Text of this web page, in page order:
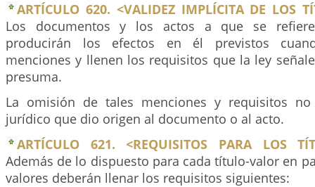
ARTÍCULO 620. <VALIDEZ IMPLÍCITA DE LOS
Los documentos y los actos a que se
producirán los efectos en él previstos
menciones y llenen los requisitos que la ley
presuma.
La omisión de tales menciones y requisitos
jurídico que dio origen al documento o al acto.
ARTÍCULO 621. <REQUISITOS PARA LOS
Además de lo dispuesto para cada título-valor en
valores deberán llenar los requisitos siguientes: